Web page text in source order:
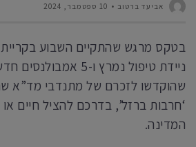
אביעד ברטוב 10 ספטמבר, 2024
בטקס מרגש שהתקיים השבוע
ניידת טיפול נמרץ ו-5
שהוקדשו לזכרם של מתנדבי מד”א
‘חרבות ברזל’, בדרכם להציל חיים
המדינה.